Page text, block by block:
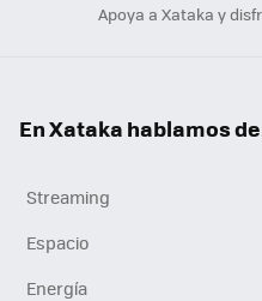
Apoya a Xataka y
En Xataka hablamos
Streaming
Espacio
Energía